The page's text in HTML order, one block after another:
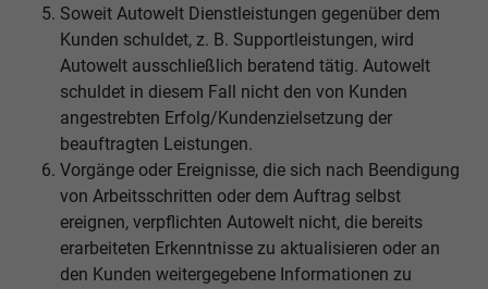
Soweit Autowelt Dienstleistungen gegenüber dem
Kunden schuldet, z. B. Supportleistungen, wird
Autowelt ausschließlich beratend tätig. Autowelt
schuldet in diesem Fall nicht den von Kunden
angestrebten Erfolg/Kundenzielsetzung der
beauftragten Leistungen.
Vorgänge oder Ereignisse, die sich nach Beendigung
von Arbeitsschritten oder dem Auftrag selbst
ereignen, verpflichten Autowelt nicht, die bereits
erarbeiteten Erkenntnisse zu aktualisieren oder an
den Kunden weitergegebene Informationen zu